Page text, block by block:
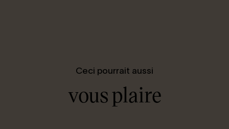
Ceci pourrait aussi
vous plaire